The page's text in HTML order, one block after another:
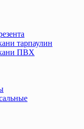
тарпаулин
ПВХ